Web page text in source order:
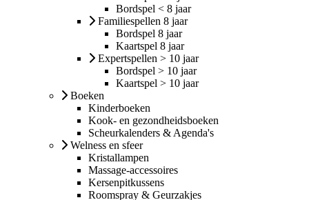
Bordspel < 8 jaar
Familiespellen 8 jaar
Bordspel 8 jaar
Kaartspel 8 jaar
Expertspellen > 10 jaar
Bordspel > 10 jaar
Kaartspel > 10 jaar
Boeken
Kinderboeken
Kook- en gezondheidsboeken
Scheurkalenders & Agenda's
Welness en sfeer
Kristallampen
Massage-accessoires
Kersenpitkussens
Roomspray & Geurzakjes